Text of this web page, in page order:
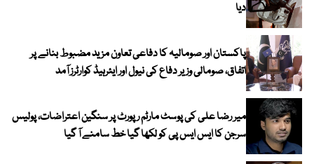
دیا
پاکستان اور صومالیہ کا دفاعی تعاون مزید مضبوط بنانے پر
اتفاق، صومالی وزیر دفاع کی نیول اور ایئرہیڈ کوارٹرز آمد
میر رضا علی کی پوسٹ مارٹم رپورٹ پر سنگین اعتراضات، پولیس
سرجن کا ایس ایس پی کو لکھا گیا خط سامنے آ گیا